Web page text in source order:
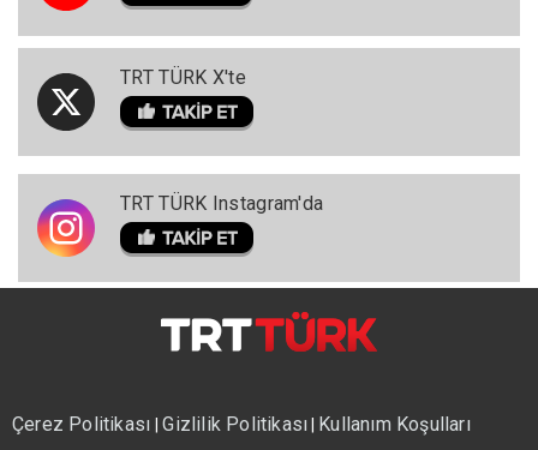
TRT TÜRK X'te
TRT TÜRK Instagram'da
Çerez Politikası|Gizlilik Politikası| Kullanım Koşulları